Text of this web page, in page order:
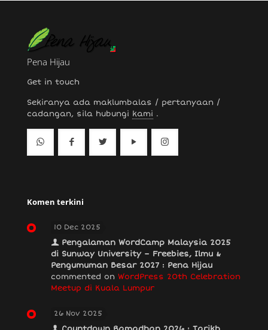
Pena Hijau
Get in touch
Sekiranya ada maklumbalas / pertanyaan /
cadangan, sila hubungi kami .
Komen terkini
10 Dec 2025
Pengalaman WordCamp Malaysia 2025
di Sunway University – Freebies, Ilmu &
Pengumuman Besar 2027 : Pena Hijau
commented on WordPress 20th Celebration
Meetup di Kuala Lumpur
26 Nov 2025